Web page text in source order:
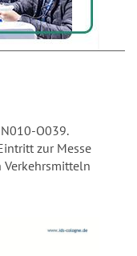
O039.
zur Messe